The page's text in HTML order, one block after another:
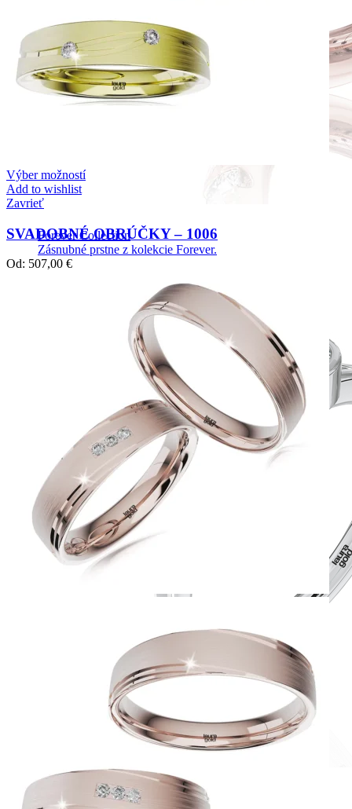
Forever Collection
Zásnubné prstne z kolekcie Forever.
Romantic Collection
Výber možností
Add to wishlist
Zavrieť
SVADOBNÉ OBRÚČKY – 1006
Od: 507,00 €